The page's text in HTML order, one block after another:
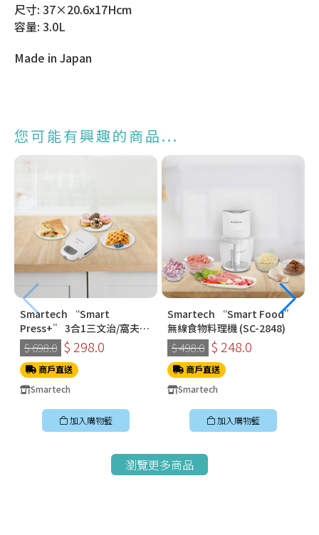
尺寸: 37×20.6x17Hcm
容量: 3.0L
Made in Japan
您可能有興趣的商品...
Smartech “Smart
Press+” 3合1三文治/窩夫/
冬甩機 SM-2228
$ 698.0 $ 298.0
商戶直送
Smartech
加入購物籃
Smartech “Smart Food”
無線食物料理機 (SC-2848)
$ 498.0 $ 248.0
商戶直送
Smartech
加入購物籃
瀏覽更多商品